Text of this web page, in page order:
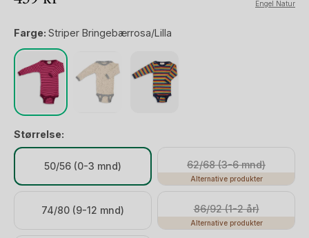
Engel Natur
Farge: Striper Bringebærrosa/Lilla
Størrelse:
50/56 (0-3 mnd) 62/68 (3-6 mnd)
Alternative produkter
74/80 (9-12 mnd) 86/92 (1-2 år)
Alternative produkter